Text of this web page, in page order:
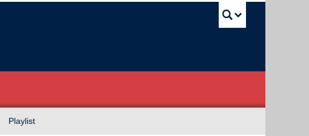
Playlist